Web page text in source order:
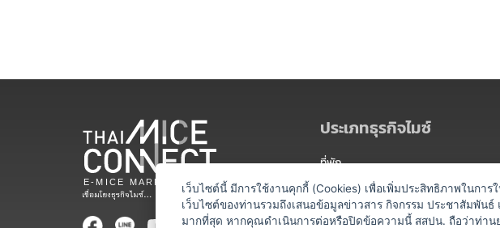
ประเภทธุรกิจไมซ์
ที่พัก
สถานที่จัดงาน
ท่องเที่ยว / นำเที่ยว
เว็บไซต์นี้ มีการใช้งานคุกกี้ (Cookies) เพื่อเพิ่มประสิทธิภาพในกา
เว็บไซต์ของท่านรวมถึงเสนอข้อมูลข่าวสาร กิจกรรม ประชาสัมพัน
มากที่สุด หากคุณดำเนินการต่อหรือปิดข้อความนี้ สสปน. ถือว่าท่าน